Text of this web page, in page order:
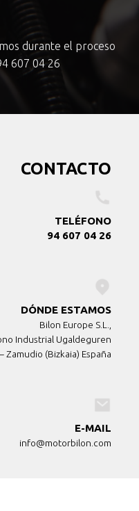
durante el proceso
607 04 26
CONTACTO
TELÉFONO
94 607 04 26
DÓNDE ESTAMOS
Bilon Europe S.L.,
Industrial Ugaldeguren
Zamudio (Bizkaia) España
E-MAIL
info@motorbilon.com